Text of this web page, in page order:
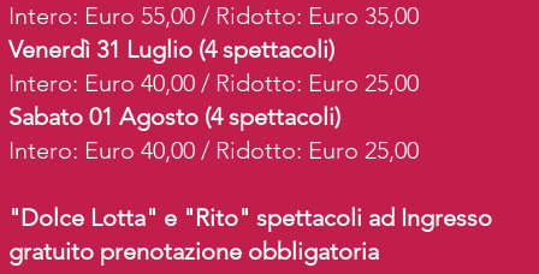
Intero: Euro 55,00 / Ridotto: Euro 35,00
Venerdì 31 Luglio (4 spettacoli)
Intero: Euro 40,00 / Ridotto: Euro 25,00
Sabato 01 Agosto (4 spettacoli)
Intero: Euro 40,00 / Ridotto: Euro 25,00
"Dolce Lotta" e "Rito" spettacoli ad Ingresso
gratuito prenotazione obbligatoria